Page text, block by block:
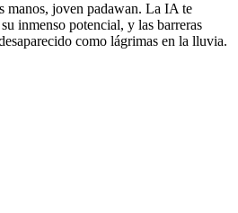
manos, joven padawan. La IA te
inmenso potencial, y las barreras
como lágrimas en la lluvia.